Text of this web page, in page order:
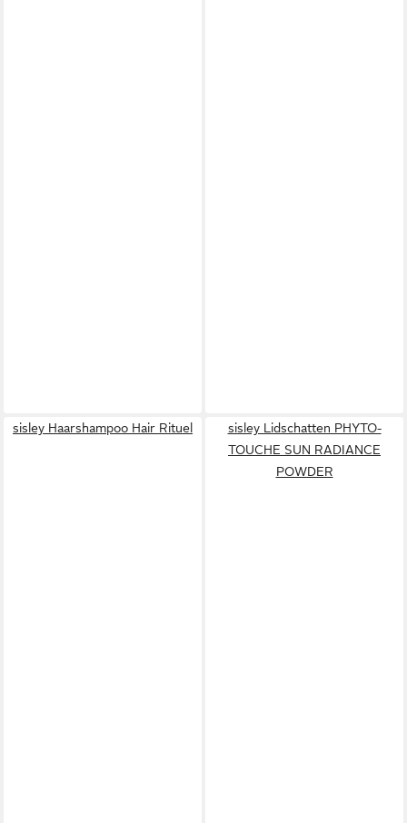
sisley Haarshampoo Hair Rituel
sisley Lidschatten PHYTO-
TOUCHE SUN RADIANCE
POWDER